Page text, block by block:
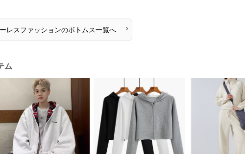
レスファッションのボトムス一覧へ ›
ム